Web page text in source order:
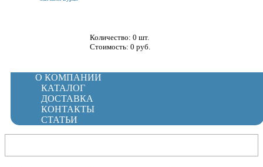
Количество: 0 шт.
Стоимость: 0 руб.
О КОМПАНИИ
КАТАЛОГ
ДОСТАВКА
КОНТАКТЫ
СТАТЬИ